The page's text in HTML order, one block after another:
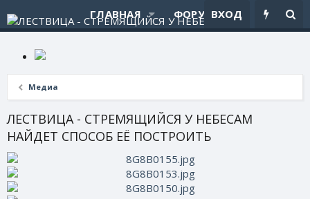
ГЛАВНАЯ ФОРУМЫ ЧТО
ВХОД
Медиа
ЛЕСТВИЦА - СТРЕМЯЩИЙСЯ У НЕБЕСАМ
НАЙДЕТ СПОСОБ ЕЁ ПОСТРОИТЬ